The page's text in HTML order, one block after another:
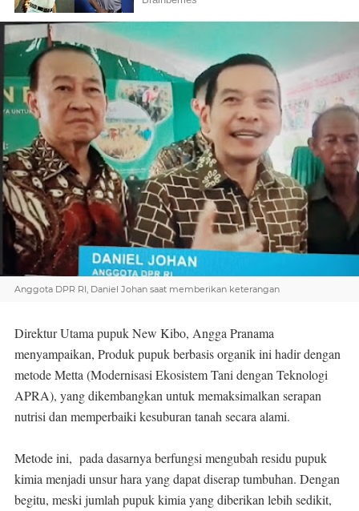
Anggota DPR RI, Daniel Johan saat memberikan keterangan
Direktur Utama pupuk New Kibo, Angga Pranama
menyampaikan, Produk pupuk berbasis organik ini hadir dengan
metode Metta (Modernisasi Ekosistem Tani dengan Teknologi
APRA), yang dikembangkan untuk memaksimalkan serapan
nutrisi dan memperbaiki kesuburan tanah secara alami.
Metode ini, pada dasarnya berfungsi mengubah residu pupuk
kimia menjadi unsur hara yang dapat diserap tumbuhan. Dengan
begitu, meski jumlah pupuk kimia yang diberikan lebih sedikit,